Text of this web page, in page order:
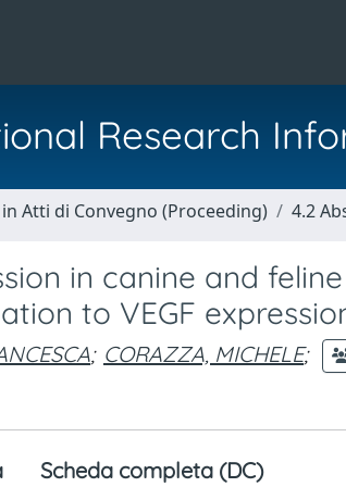
Research
Atti di Convegno (Proceeding) 4.2
in canine and
to VEGF
; CORAZZA, MICHELE;
Scheda completa (DC)